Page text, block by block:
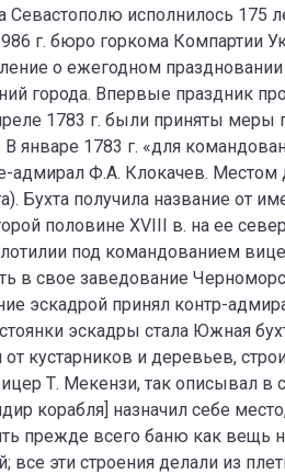
исполнилось 175
г. бюро горкома Компартии
о ежегодном
города. Впервые праздник
1783 г. были приняты
январе 1783 г. «для
Ф.А. Клокачев. Местом
Бухта получила название от
половине XVIII в. на ее
под командованием
в свое заведование
эскадрой принял контр-
эскадры стала Южная
кустарников и деревьев,
Т. Мекензи, так описывал в
корабля] назначил себе
прежде всего баню как
эти строения делали из